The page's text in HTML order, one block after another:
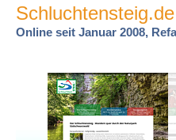
Schluchtensteig.de
Online seit Januar 2008,